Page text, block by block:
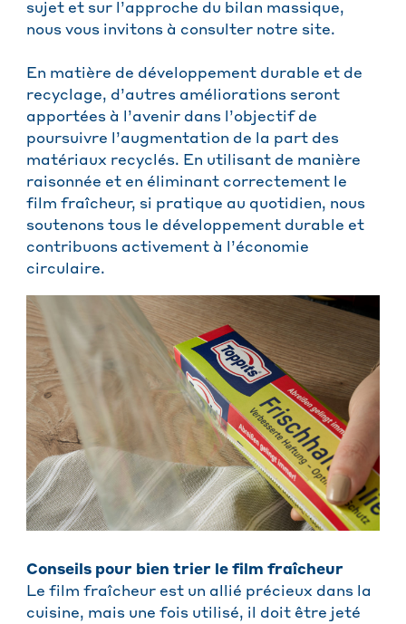
sujet et sur l’approche du bilan massique,
nous vous invitons à consulter notre site.
En matière de développement durable et de
recyclage, d’autres améliorations seront
apportées à l’avenir dans l’objectif de
poursuivre l’augmentation de la part des
matériaux recyclés. En utilisant de manière
raisonnée et en éliminant correctement le
film fraîcheur, si pratique au quotidien, nous
soutenons tous le développement durable et
contribuons activement à l’économie
circulaire.
Conseils pour bien trier le film fraîcheur
Le film fraîcheur est un allié précieux dans la
cuisine, mais une fois utilisé, il doit être jeté